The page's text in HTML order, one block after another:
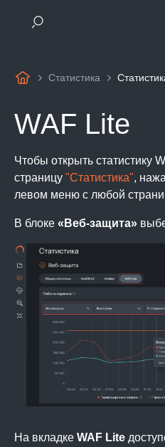
Статистика
WAF Lite
Чтобы открыть статистику
страницу "Статистика",
левом меню с любой
В блоке «Веб-защита»
На вкладке WAF Lite